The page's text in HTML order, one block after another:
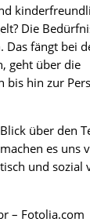
Die
Das fängt bei
geht über die
bis hin zur
über den
es uns
und sozial
– Fotolia.com